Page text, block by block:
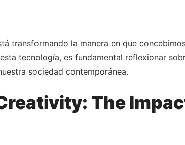
transformando la manera en que
tecnología, es fundamental reflexionar
sociedad contemporánea.
The